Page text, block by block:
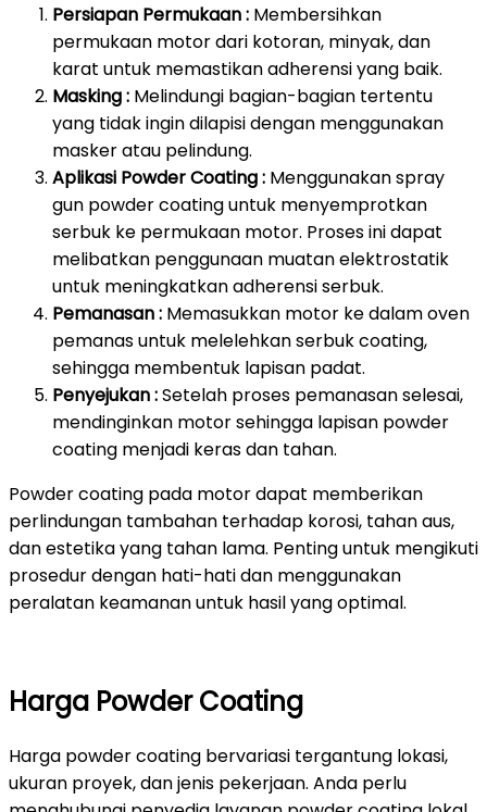
Persiapan Permukaan : Membersihkan
permukaan motor dari kotoran, minyak, dan
karat untuk memastikan adherensi yang baik.
Masking : Melindungi bagian-bagian tertentu
yang tidak ingin dilapisi dengan menggunakan
masker atau pelindung.
Aplikasi Powder Coating : Menggunakan spray
gun powder coating untuk menyemprotkan
serbuk ke permukaan motor. Proses ini dapat
melibatkan penggunaan muatan elektrostatik
untuk meningkatkan adherensi serbuk.
Pemanasan : Memasukkan motor ke dalam oven
pemanas untuk melelehkan serbuk coating,
sehingga membentuk lapisan padat.
Penyejukan :Setelah proses pemanasan selesai,
mendinginkan motor sehingga lapisan powder
coating menjadi keras dan tahan.
Powder coating pada motor dapat memberikan
perlindungan tambahan terhadap korosi, tahan aus,
dan estetika yang tahan lama. Penting untuk mengikuti
prosedur dengan hati-hati dan menggunakan
peralatan keamanan untuk hasil yang optimal.
Harga Powder Coating
Harga powder coating bervariasi tergantung lokasi,
ukuran proyek, dan jenis pekerjaan. Anda perlu